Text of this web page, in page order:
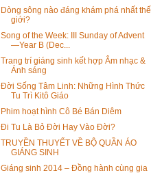
Dòng sông nào đáng khám phá nhất thế
giới?
Song of the Week: III Sunday of Advent
—Year B (Dec...
Trang trí giáng sinh kết hợp Âm nhạc &
Ánh sáng
Đời Sống Tâm Linh: Những Hình Thức
Tu Trì Kitô Giáo
Phim hoạt hình Cô Bé Bán Diêm
Đi Tu Là Bỏ Đời Hay Vào Đời?
TRUYỀN THUYẾT VỀ BỘ QUẦN ÁO
GIÁNG SINH
Giáng sinh 2014 – Đồng hành cùng gia